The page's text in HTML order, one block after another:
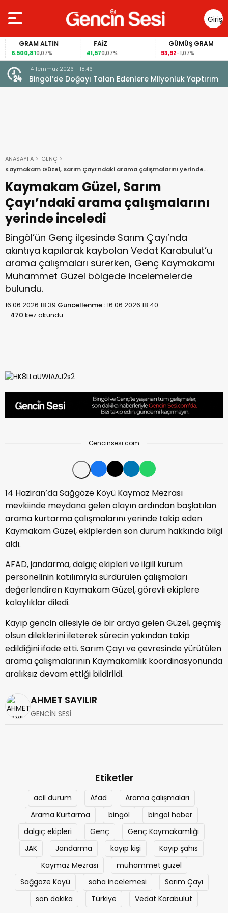
Giriş
Yap
GRAM ALTIN
6.500,810,07%
FAİZ
41,570,07%
GÜMÜŞ GRAM
93,92-1,07%
14 Temmuz 2026 - 18:46
Bingöl’de Doğayı Talan Edenlere Milyonluk Yaptırım
ANASAYFA
GENÇ
Kaymakam Güzel, Sarım Çayı’ndaki arama çalışmalarını yerinde
Kaymakam Güzel, Sarım
Çayı’ndaki arama çalışmalarını
yerinde inceledi
Bingöl’ün Genç ilçesinde Sarım Çayı’nda
akıntıya kapılarak kaybolan Vedat Karabulut’u
arama çalışmaları sürerken, Genç Kaymakamı
Muhammet Güzel bölgede incelemelerde
bulundu.
16.06.2026 18:39 Güncellenme :16.06.2026 18:40
- 470 kez okundu
Gencinsesi.com
14 Haziran’da Sağgöze Köyü Kaymaz Mezrası
mevkiinde meydana gelen olayın ardından başlatılan
arama kurtarma çalışmalarını yerinde takip eden
Kaymakam Güzel, ekiplerden son durum hakkında bilgi
aldı.
AFAD, jandarma, dalgıç ekipleri ve ilgili kurum
personelinin katılımıyla sürdürülen çalışmaları
değerlendiren Kaymakam Güzel, görevli ekiplere
kolaylıklar diledi.
Kayıp gencin ailesiyle de bir araya gelen Güzel, geçmiş
olsun dileklerini ileterek sürecin yakından takip
edildiğini ifade etti. Sarım Çayı ve çevresinde yürütülen
arama çalışmalarının Kaymakamlık koordinasyonunda
aralıksız devam ettiği bildirildi.
AHMET SAYILIR
GENCİN SESİ
Etiketler
acil durum Afad
Arama çalışmaları
Arama Kurtarma
bingöl
bingöl haber
dalgıç ekipleri
Genç
Genç Kaymakamlığı
JAK
Jandarma kayıp kişi
Kayıp şahıs
Kaymaz Mezrası
muhammet guzel
Sağgöze Köyü
saha incelemesi
Sarım Çayı
son dakika
Türkiye Vedat Karabulut